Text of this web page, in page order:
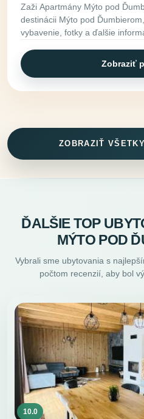
Zaži Apartmány Mýto pod
destinácii Mýto pod
vybavenie, fotky a ďalšie
Zobraziť
ZOBRAZIŤ
ĎALŠIE TOP
MÝTO POD
Vybrali sme ubytovania s
počtom recenzií, aby bol
10.0